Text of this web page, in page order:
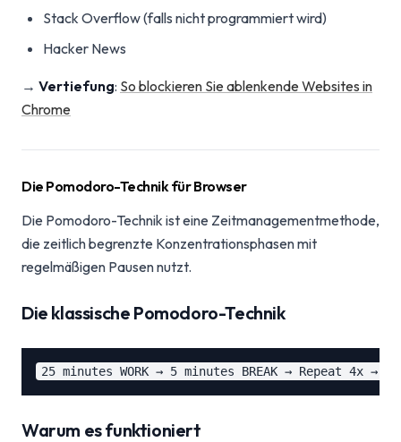
Stack Overflow (falls nicht programmiert wird)
Hacker News
→ Vertiefung: So blockieren Sie ablenkende Websites in
Chrome
Die Pomodoro-Technik für Browser
Die Pomodoro-Technik ist eine Zeitmanagementmethode,
die zeitlich begrenzte Konzentrationsphasen mit
regelmäßigen Pausen nutzt.
Die klassische Pomodoro-Technik
Warum es funktioniert